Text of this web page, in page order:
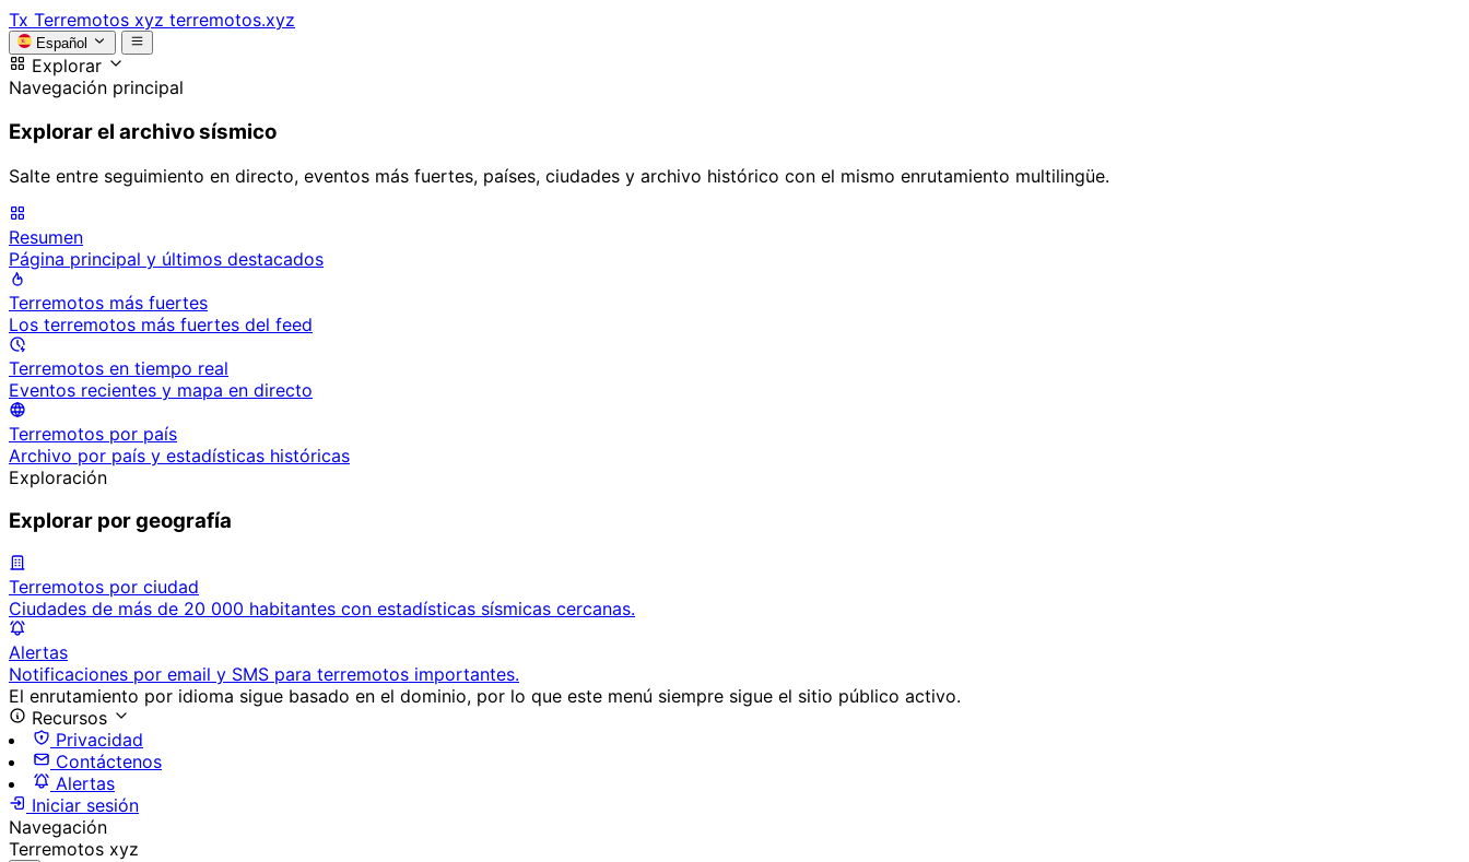
Tx Terremotos xyz terremotos.xyz
Español
Explorar
Navegación principal
Explorar el archivo sísmico
Salte entre seguimiento en directo, eventos más fuertes, países, ciudades y archivo histórico con el mismo enrutamiento multilingüe.
Resumen
Página principal y últimos destacados
Terremotos más fuertes
Los terremotos más fuertes del feed
Terremotos en tiempo real
Eventos recientes y mapa en directo
Terremotos por país
Archivo por país y estadísticas históricas
Exploración
Explorar por geografía
Terremotos por ciudad
Ciudades de más de 20 000 habitantes con estadísticas sísmicas cercanas.
Alertas
Notificaciones por email y SMS para terremotos importantes.
El enrutamiento por idioma sigue basado en el dominio, por lo que este menú siempre sigue el sitio público activo.
Recursos
Privacidad
Contáctenos
Alertas
Iniciar sesión
Navegación
Terremotos xyz